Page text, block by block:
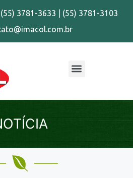
3781-3633 | (55) 3781-3103